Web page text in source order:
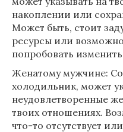
накоплении или
Может быть, стоит
ресурсы или
попробовать
Женатому мужчине:
холодильник, может
неудовлетворенные
твоих отношениях.
что-то отсутствует